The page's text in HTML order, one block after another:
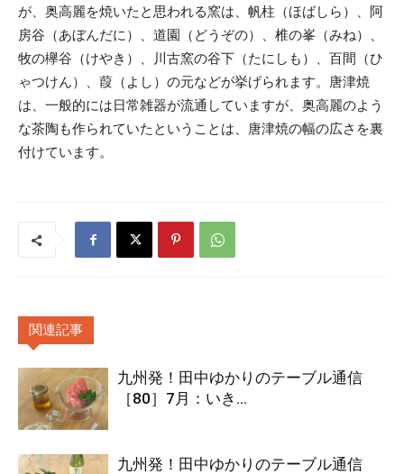
が、奥高麗を焼いたと思われる窯は、帆柱（ほばしら）、阿
房谷（あぼんだに）、道園（どうぞの）、椎の峯（みね）、
牧の欅谷（けやき）、川古窯の谷下（たにしも）、百間（ひ
ゃつけん）、葭（よし）の元などが挙げられます。唐津焼
は、一般的には日常雑器が流通していますが、奥高麗のよう
な茶陶も作られていたということは、唐津焼の幅の広さを裏
付けています。
関連記事
九州発！田中ゆかりのテーブル通信
［80］7月：いき...
九州発！田中ゆかりのテーブル通信